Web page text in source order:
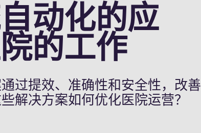
动化的应
的工作
过提效、准确性和安全性，改善
解决方案如何优化医院运营？